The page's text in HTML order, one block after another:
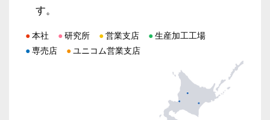
す。
本社 研究所 営業支店
生産加工工場
専売店
ユニコム営業支店